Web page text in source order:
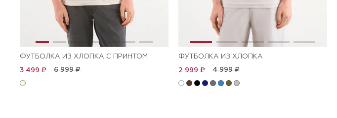
ФУТБОЛКА ИЗ ХЛОПКА С ПРИНТОМ
6 999 ₽
3 499 ₽
ФУТБОЛКА ИЗ ХЛОПКА
4 999 ₽
2 999 ₽